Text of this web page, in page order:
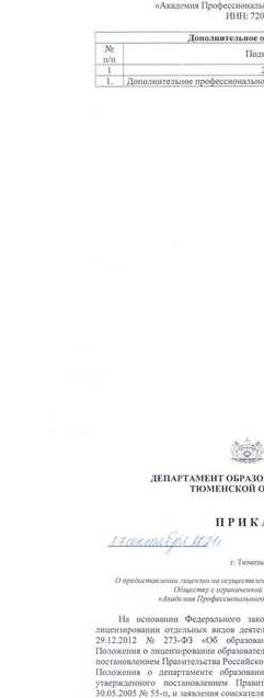
ChatApp
Мессенджеры
Свяжитесь с нами через